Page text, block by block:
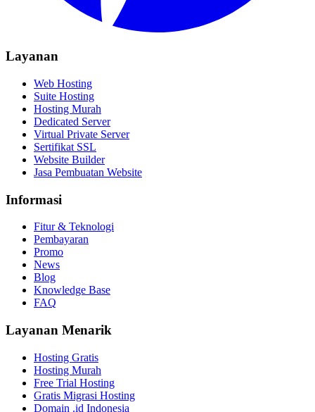
Layanan
Web Hosting
Suite Hosting
Hosting Murah
Dedicated Server
Virtual Private Server
Sertifikat SSL
Website Builder
Jasa Pembuatan Website
Informasi
Fitur & Teknologi
Pembayaran
Promo
News
Blog
Knowledge Base
FAQ
Layanan Menarik
Hosting Gratis
Hosting Murah
Free Trial Hosting
Gratis Migrasi Hosting
Domain .id Indonesia